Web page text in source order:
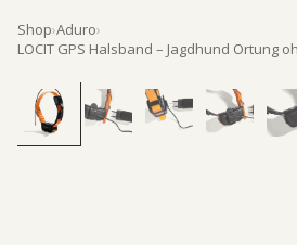
Shop›Aduro›
LOCIT GPS Halsband – Jagdhund Ortung